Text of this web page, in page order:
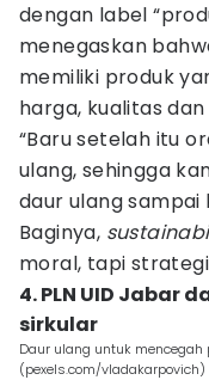
dengan label
menegaskan
memiliki produk
harga, kualitas
“Baru setelah itu
ulang, sehingga
daur ulang sampai
Baginya,
moral, tapi
4. PLN UID Jabar
sirkular
Daur ulang untuk
(pexels.com/vladakarpovich)